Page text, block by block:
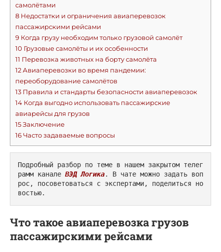
самолётами
8 Недостатки и ограничения авиаперевозок
пассажирскими рейсами
9 Когда грузу необходим только грузовой самолёт
10 Грузовые самолёты и их особенности
11 Перевозка животных на борту самолёта
12Авиаперевозки во время пандемии:
переоборудование самолётов
13 Правила и стандарты безопасности авиаперевозок
14 Когда выгодно использовать пассажирские
авиарейсы для грузов
15Заключение
16Часто задаваемые вопросы
Подробный разбор по теме в нашем закрытом телег
рамм канале ВЭД Логика. В чате можно задать воп
рос, посоветоваться с экспертами, поделиться но
востью.
Что такое авиаперевозка грузов
пассажирскими рейсами